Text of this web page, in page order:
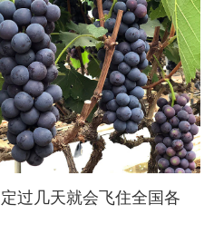
过几天就会飞住全国各